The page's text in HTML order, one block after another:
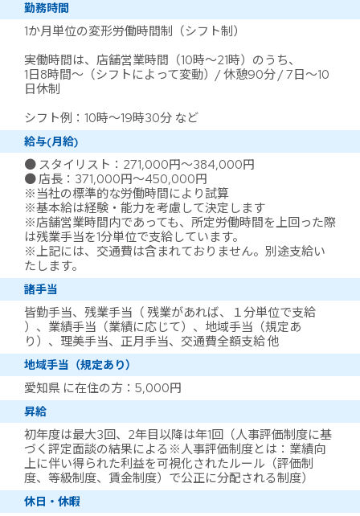
勤務時間
1か月単位の変形労働時間制（シフト制）
実働時間は、店舗営業時間（10時～21時）のうち、
1日8時間～（シフトによって変動）/ 休憩90分 / 7日～10
日休制
シフト例：10時～19時30分 など
給与(月給)
● スタイリスト：271,000円～384,000円
● 店長：371,000円～450,000円
※当社の標準的な労働時間により試算
※基本給は経験・能力を考慮して決定します
※店舗営業時間内であっても、所定労働時間を上回った際
は残業手当を1分単位で支給しています。
※上記には、交通費は含まれておりません。別途支給い
たします。
諸手当
皆勤手当、残業手当（ 残業があれば、１分単位で支給
）、業績手当（業績に応じて）、地域手当（規定あ
り）、理美手当、正月手当、交通費全額支給 他
地域手当（規定あり）
愛知県 に在住の方：5,000円
昇給
初年度は最大3回、2年目以降は年1回（人事評価制度に基
づく評定面談の結果による※人事評価制度とは：業績向
上に伴い得られた利益を可視化されたルール（評価制
度、等級制度、賃金制度）で公正に分配される制度）
休日・休暇